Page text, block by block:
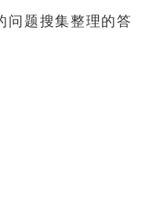
问题搜集整理的答